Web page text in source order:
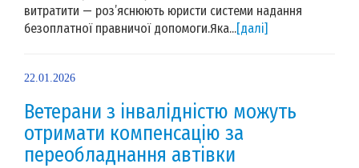
витратити — роз’яснюють юристи системи надання
безоплатної правничої допомоги.Яка...[далі]
22.01.2026
Ветерани з інвалідністю можуть
отримати компенсацію за
переобладнання автівки